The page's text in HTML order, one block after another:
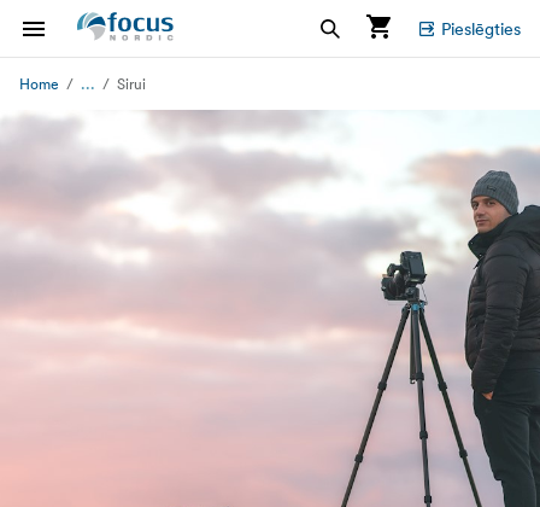
Pieslēgties
Home ... Sirui